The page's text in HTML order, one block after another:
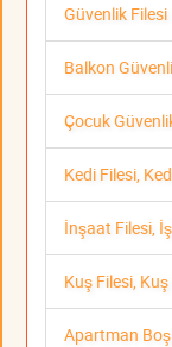
Güvenlik Filesi
Balkon
Çocuk
Kedi Filesi,
İnşaat Filesi,
Kuş Filesi,
Apartman